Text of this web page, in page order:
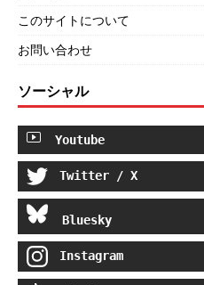
このサイトについて
お問い合わせ
ソーシャル
Youtube
Twitter / X
Bluesky
Instagram